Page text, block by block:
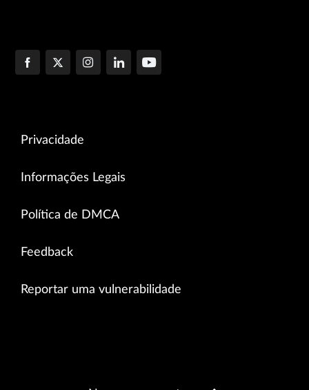
Privacidade
Informações Legais
Política de DMCA
Feedback
Reportar uma vulnerabilidade